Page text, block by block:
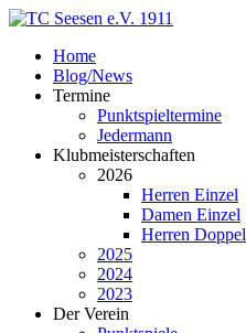
Home
Blog/News
Termine
Punktspieltermine
Jedermann
Klubmeisterschaften
2026
Herren Einzel
Damen Einzel
Herren Doppel
2025
2024
2023
Der Verein